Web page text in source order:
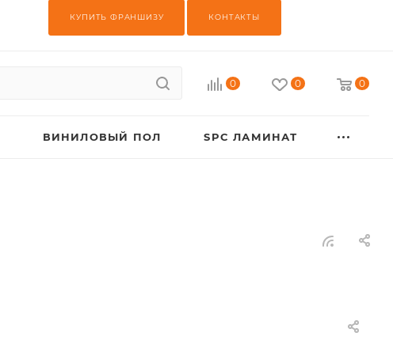
КУПИТЬ ФРАНШИЗУ КОНТАКТЫ
0 0 0
ВИНИЛОВЫЙ ПОЛ SPC ЛАМИНАТ